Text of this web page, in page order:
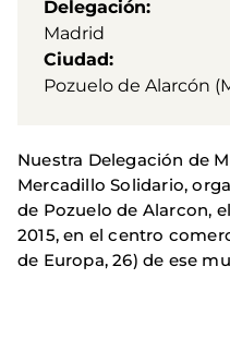
Delegación
Madrid
Ciudad
Pozuelo de Alarcón
Nuestra Delegación de
Mercadillo Solidario,
de Pozuelo de Alarcon,
2015, en el centro
de Europa, 26) de ese